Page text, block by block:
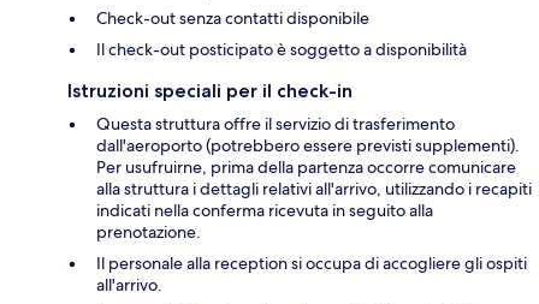
Check-out senza contatti disponibile
Il check-out posticipato è soggetto a disponibilità
Istruzioni speciali per il check-in
Questa struttura offre il servizio di trasferimento
dall'aeroporto (potrebbero essere previsti supplementi).
Per usufruirne, prima della partenza occorre comunicare
alla struttura i dettagli relativi all'arrivo, utilizzando i recapiti
indicati nella conferma ricevuta in seguito alla
prenotazione.
Il personale alla reception si occupa di accogliere gli ospiti
all'arrivo.